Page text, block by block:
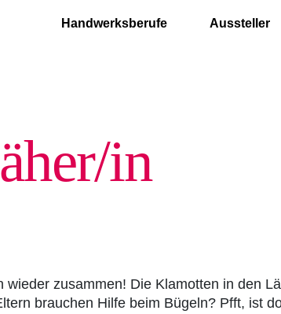
Handwerksberufe Aussteller
in
zusammen! Die Klamotten in den
brauchen Hilfe beim Bügeln? Pfft, ist